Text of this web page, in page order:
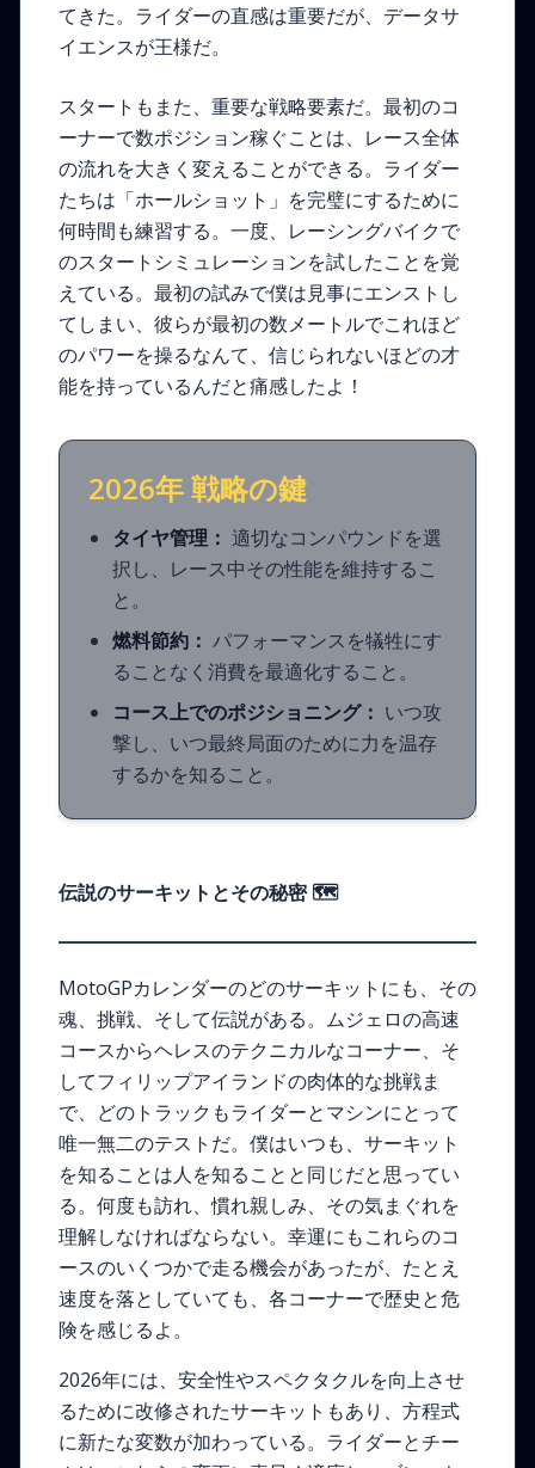
てきた。ライダーの直感は重要だが、データサ
イエンスが王様だ。
スタートもまた、重要な戦略要素だ。最初のコ
ーナーで数ポジション稼ぐことは、レース全体
の流れを大きく変えることができる。ライダー
たちは「ホールショット」を完璧にするために
何時間も練習する。一度、レーシングバイクで
のスタートシミュレーションを試したことを覚
えている。最初の試みで僕は見事にエンストし
てしまい、彼らが最初の数メートルでこれほど
のパワーを操るなんて、信じられないほどの才
能を持っているんだと痛感したよ！
2026年 戦略の鍵
タイヤ管理： 適切なコンパウンドを選
択し、レース中その性能を維持するこ
と。
燃料節約： パフォーマンスを犠牲にす
ることなく消費を最適化すること。
コース上でのポジショニング： いつ攻
撃し、いつ最終局面のために力を温存
するかを知ること。
伝説のサーキットとその秘密🗺️
MotoGPカレンダーのどのサーキットにも、その
魂、挑戦、そして伝説がある。ムジェロの高速
コースからヘレスのテクニカルなコーナー、そ
してフィリップアイランドの肉体的な挑戦ま
で、どのトラックもライダーとマシンにとって
唯一無二のテストだ。僕はいつも、サーキット
を知ることは人を知ることと同じだと思ってい
る。何度も訪れ、慣れ親しみ、その気まぐれを
理解しなければならない。幸運にもこれらのコ
ースのいくつかで走る機会があったが、たとえ
速度を落としていても、各コーナーで歴史と危
険を感じるよ。
2026年には、安全性やスペクタクルを向上させ
るために改修されたサーキットもあり、方程式
に新たな変数が加わっている。ライダーとチー